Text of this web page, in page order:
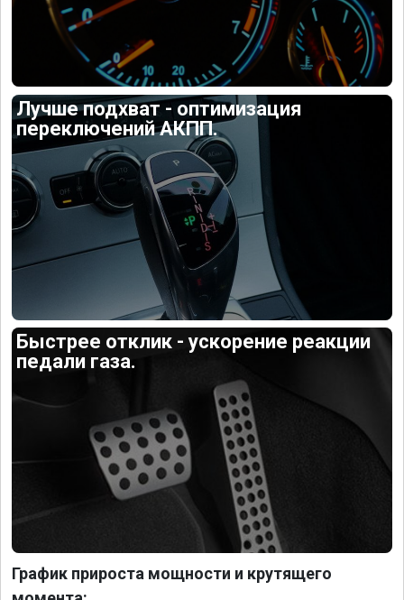
Лучше подхват - оптимизация
переключений АКПП.
Быстрее отклик - ускорение реакции
педали газа.
График прироста мощности и крутящего